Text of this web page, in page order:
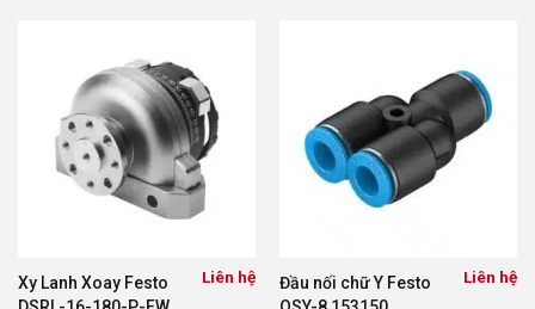
Xy Lanh Xoay Festo
Liên hệ
Đầu nối chữ Y Festo
Liên hệ